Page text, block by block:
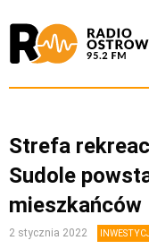
Strefa
Sudole
mieszkańców
2 stycznia 2022